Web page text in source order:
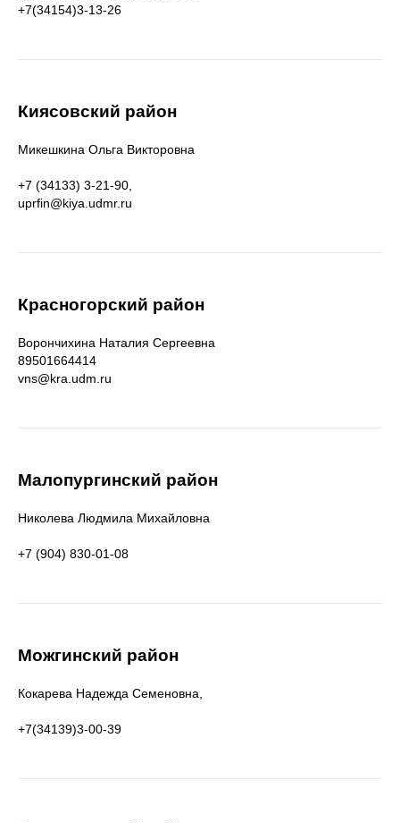
+7(34154)3-13-26
Киясовский район
Микешкина Ольга Викторовна
+7 (34133) 3-21-90,
uprfin@kiya.udmr.ru
Красногорский район
Ворончихина Наталия Сергеевна
89501664414
vns@kra.udm.ru
Малопургинский район
Николева Людмила Михайловна
+7 (904) 830-01-08
Можгинский район
Кокарева Надежда Семеновна,
+7(34139)3-00-39